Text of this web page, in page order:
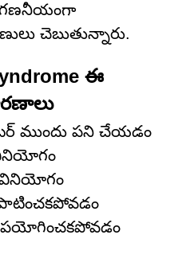
గణనీయంగా
చెబుతున్నారు.
ఈ
ముందు పని చేయడం
వినియోగం